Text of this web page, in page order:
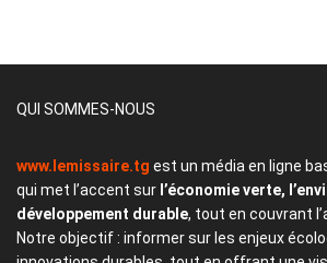
QUI SOMMES-NOUS
www.lemissaire.tg est un média en ligne
qui met l’accent sur l’économie verte,
développement durable, tout en couvrant
Notre objectif : informer sur les enjeux